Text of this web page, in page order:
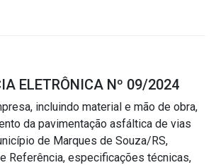
ELETRÔNICA Nº 09/2024
incluindo material e mão de obra,
da pavimentação asfáltica de vias
de Marques de Souza/RS,
Referência, especificações técnicas,